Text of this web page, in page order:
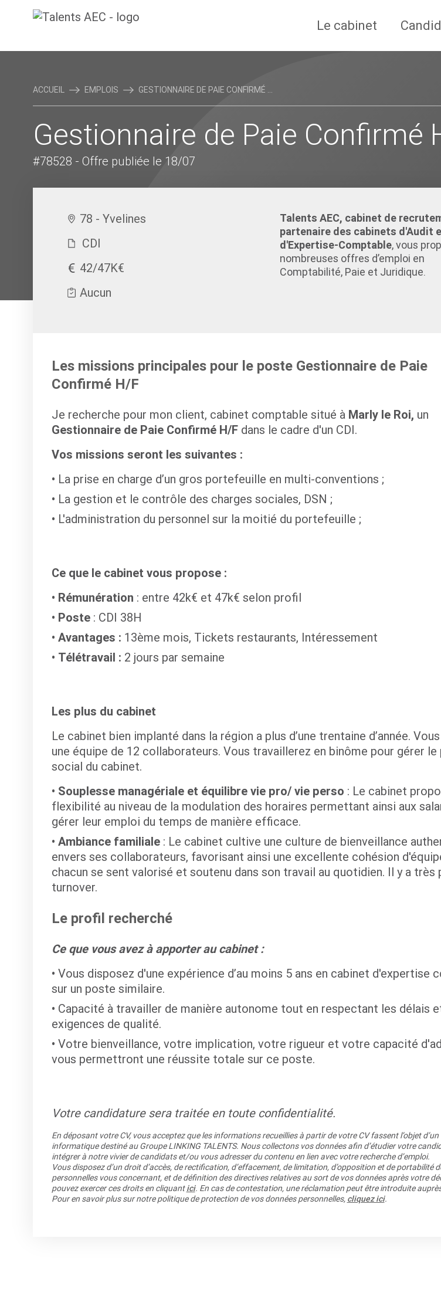
Le cabinet
ACCUEIL EMPLOIS GESTIONNAIRE DE PAIE CONFIRMÉ ...
Gestionnaire de Paie Confirmé
#78528 - Offre publiée le 18/07
78 - Yvelines
CDI
42/47K€
Aucun
Talents AEC, cabinet de
partenaire des cabinets d'Audit
d'Expertise-Comptable, vous
nombreuses offres d’emploi en
Comptabilité, Paie et Juridique.
Les missions principales pour le poste Gestionnaire de Paie
Confirmé H/F
Je recherche pour mon client, cabinet comptable situé à Marly le Roi, un
Gestionnaire de Paie Confirmé H/Fdans le cadre d'un CDI.
Vos missions seront les suivantes :
La prise en charge d’un gros portefeuille en multi-conventions ;
La gestion et le contrôle des charges sociales, DSN ;
L'administration du personnel sur la moitié du portefeuille ;
Ce que le cabinet vous propose :
Rémunération : entre 42k€ et 47k€ selon profil
Poste: CDI 38H
Avantages : 13ème mois, Tickets restaurants, Intéressement
Télétravail : 2 jours par semaine
Les plus du cabinet
Le cabinet bien implanté dans la région a plus d’une trentaine d’année.
une équipe de 12 collaborateurs. Vous travaillerez en binôme pour gérer le
social du cabinet.
Souplesse managériale et équilibre vie pro/ vie perso : Le cabinet
flexibilité au niveau de la modulation des horaires permettant ainsi aux
gérer leur emploi du temps de manière efficace.
Ambiance familiale : Le cabinet cultive une culture de bienveillance
envers ses collaborateurs, favorisant ainsi une excellente cohésion
chacun se sent valorisé et soutenu dans son travail au quotidien. Il y a très
turnover.
Le profil recherché
Ce que vous avez à apporter au cabinet :
Vous disposez d'une expérience d’au moins 5 ans en cabinet d'expertise
sur un poste similaire.
Capacité à travailler de manière autonome tout en respectant les délais
exigences de qualité.
Votre bienveillance, votre implication, votre rigueur et votre capacité
vous permettront une réussite totale sur ce poste.
Votre candidature sera traitée en toute confidentialité.
En déposant votre CV, vous acceptez que les informations recueillies à partir de votre CV fassent l’objet
informatique destiné au Groupe LINKING TALENTS. Nous collectons vos données afin d’étudier votre
intégrer à notre vivier de candidats et/ou vous adresser du contenu en lien avec votre recherche d’emploi.
Vous disposez d’un droit d’accès, de rectification, d’effacement, de limitation, d’opposition et de portabilité
personnelles vous concernant, et de définition des directives relatives au sort de vos données après votre
pouvez exercer ces droits en cliquantici. En cas de contestation, une réclamation peut être introduite
Pour en savoir plus sur notre politique de protection de vos données personnelles, cliquez ici.